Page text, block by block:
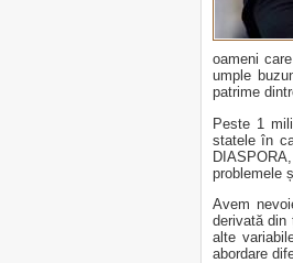
oameni
umple
patrime
Peste 1
statele în
problemele
Avem
derivată din
alte
abordare